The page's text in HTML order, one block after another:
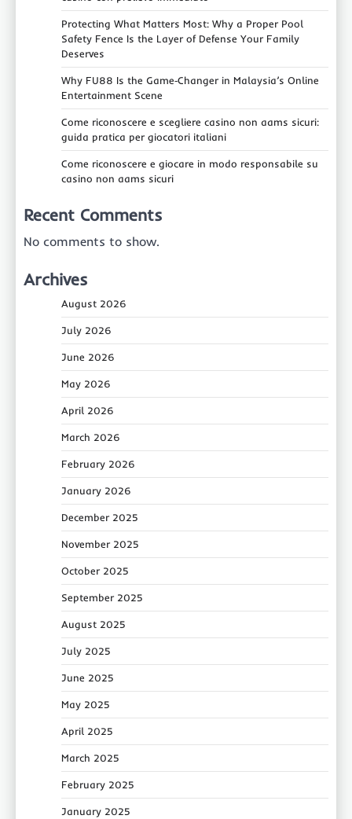
Protecting What Matters Most: Why a Proper Pool
Safety Fence Is the Layer of Defense Your Family
Deserves
Why FU88 Is the Game‑Changer in Malaysia’s Online
Entertainment Scene
Come riconoscere e scegliere casino non aams sicuri:
guida pratica per giocatori italiani
Come riconoscere e giocare in modo responsabile su
casino non aams sicuri
Recent Comments
No comments to show.
Archives
August 2026
July 2026
June 2026
May 2026
April 2026
March 2026
February 2026
January 2026
December 2025
November 2025
October 2025
September 2025
August 2025
July 2025
June 2025
May 2025
April 2025
March 2025
February 2025
January 2025